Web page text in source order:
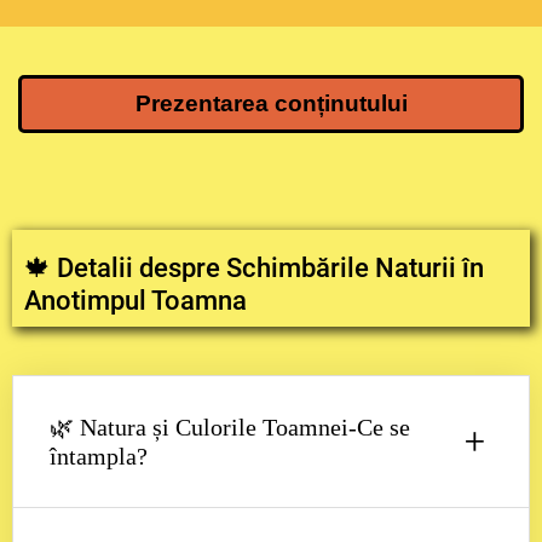
Prezentarea conținutului
🍁 Detalii despre Schimbările Naturii în
Anotimpul Toamna
🌿 Natura și Culorile Toamnei-Ce se
întampla?
+